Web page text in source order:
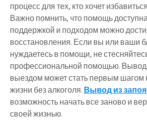
процесс для тех, кто хочет
Важно помнить, что помощь
поддержкой и подходом можно
восстановления. Если вы или ваши
нуждаетесь в помощи, не
профессиональной помощью. Вывод
выездом может стать первым шагом
жизни без алкоголя. Вывод из запоя
возможность начать все заново и
своей жизнью.